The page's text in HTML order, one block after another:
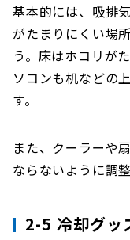
基本的には、吸排
がたまりにくい場
う。床はホコリが
ソコンも机などの
す。
また、クーラーや
ならないように調
2-5 冷却グッ